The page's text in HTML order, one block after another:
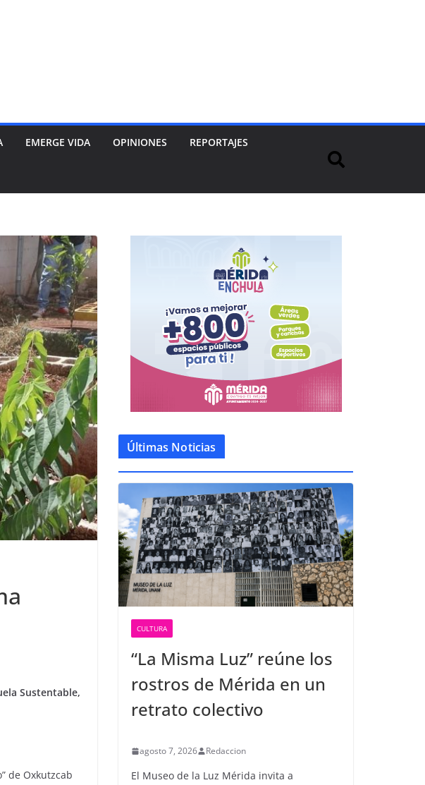
EMERGE VIDA OPINIONES REPORTAJES
Sustentable,
de Oxkutzcab
Últimas Noticias
CULTURA
“La Misma Luz” reúne los
rostros de Mérida en un
retrato colectivo
agosto 7, 2026 Redaccion
El Museo de la Luz Mérida invita a